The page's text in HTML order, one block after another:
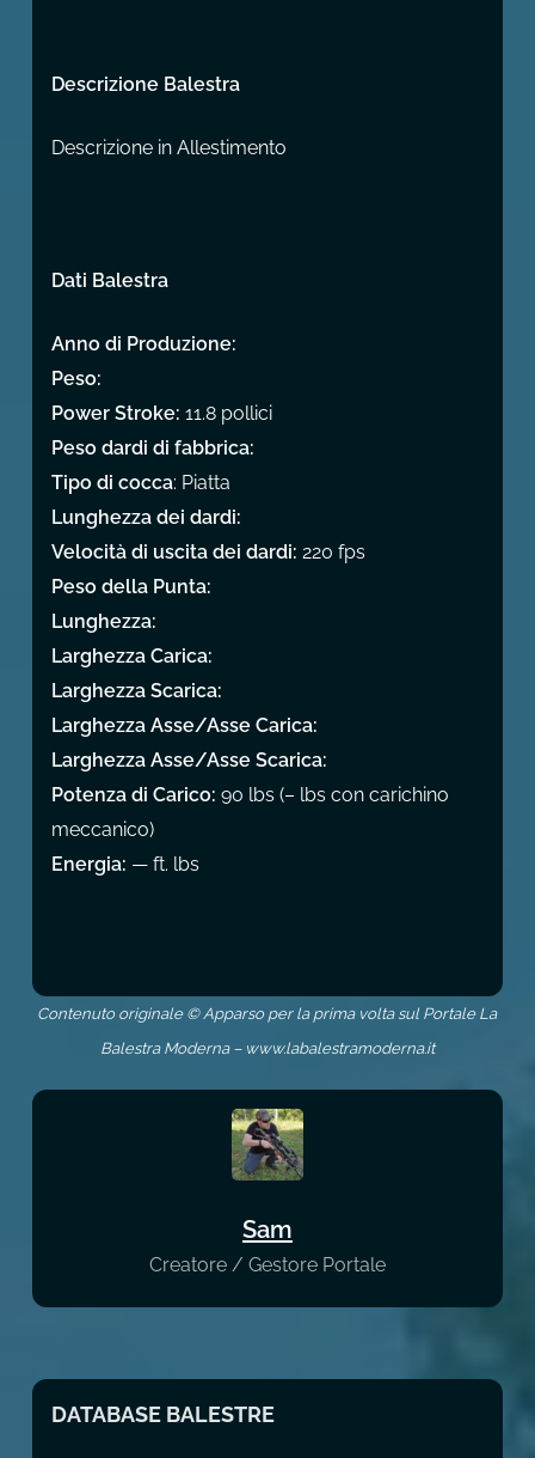
Descrizione Balestra
Descrizione in Allestimento
Dati Balestra
Anno di Produzione:
Peso:
Power Stroke: 11.8 pollici
Peso dardi di fabbrica:
Tipo di cocca: Piatta
Lunghezza dei dardi:
Velocità di uscita dei dardi: 220 fps
Peso della Punta:
Lunghezza:
Larghezza Carica:
Larghezza Scarica:
Larghezza Asse/Asse Carica:
Larghezza Asse/Asse Scarica:
Potenza di Carico: 90 lbs (– lbs con carichino
meccanico)
Energia: — ft. lbs
Contenuto originale © Apparso per la prima volta sul Portale La
Balestra Moderna – www.labalestramoderna.it
Sam
Creatore / Gestore Portale
DATABASE BALESTRE